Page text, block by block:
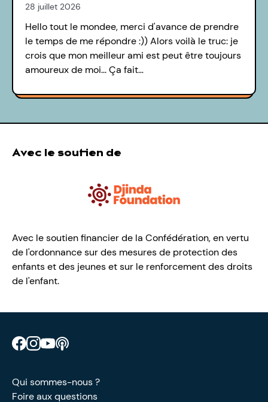
28 juillet 2026
Hello tout le mondee, merci d'avance de prendre
le temps de me répondre :)) Alors voilà le truc: je
crois que mon meilleur ami est peut être toujours
amoureux de moi... Ça fait…
Avec le soutien de
Avec le soutien financier de la Confédération, en vertu
de l'ordonnance sur des mesures de protection des
enfants et des jeunes et sur le renforcement des droits
de l'enfant.
Retrouve CIAO sur Facebook
Retrouve CIAO sur Instagram
Retrouve CIAO sur YouTube
Qui sommes-nous ?
Foire aux questions